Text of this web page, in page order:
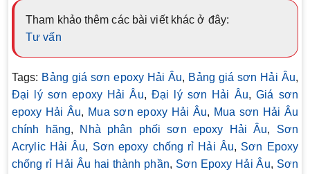
Tham khảo thêm các bài viết khác ở đây:
Tư vấn
Tags: Bảng giá sơn epoxy Hải Âu, Bảng giá sơn Hải Âu,
Đại lý sơn epoxy Hải Âu, Đại lý sơn Hải Âu,Giá sơn
epoxy Hải Âu, Mua sơn epoxy Hải Âu, Mua sơn Hải Âu
chính hãng, Nhà phân phối sơn epoxy Hải Âu, Sơn
Acrylic Hải Âu, Sơn epoxy chống rỉ Hải Âu, Sơn Epoxy
chống rỉ Hải Âu hai thành phần, Sơn Epoxy Hải Âu, Sơn